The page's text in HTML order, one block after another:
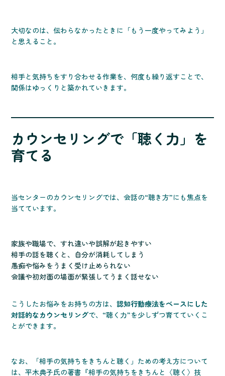
大切なのは、伝わらなかったときに「もう一度やってみよう」
と思えること。
相手と気持ちをすり合わせる作業を、何度も繰り返すことで、
関係はゆっくりと築かれていきます。
カウンセリングで「聴く力」を
育てる
当センターのカウンセリングでは、会話の“聴き方”にも焦点を
当てています。
家族や職場で、すれ違いや誤解が起きやすい
相手の話を聴くと、自分が消耗してしまう
愚痴や悩みをうまく受け止められない
会議や初対面の場面が緊張してうまく話せない
こうしたお悩みをお持ちの方は、認知行動療法をベースにした
対話的なカウンセリングで、“聴く力”を少しずつ育てていくこ
とができます。
なお、「相手の気持ちをきちんと聴く」ための考え方について
は、平木典子氏の著書『相手の気持ちをきちんと〈聴く〉技